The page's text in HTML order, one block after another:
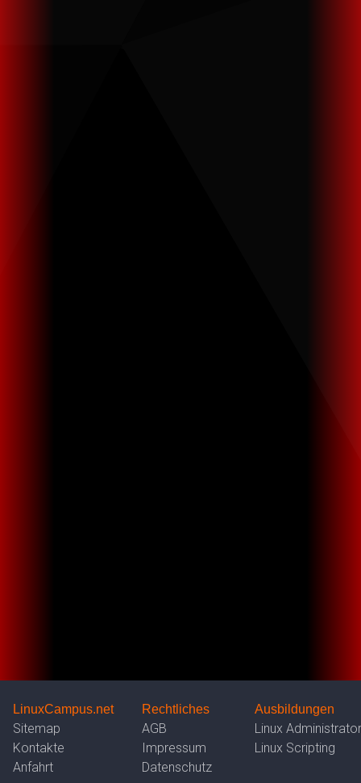
LinuxCampus.net Rechtliches Ausbildungen
Sitemap AGB
Linux Administrator
Kontakte
Impressum
Linux Scripting
Anfahrt
Datenschutz